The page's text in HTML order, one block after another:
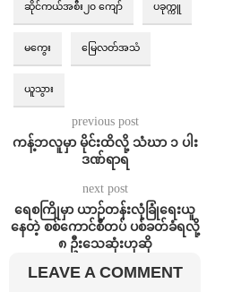
ဆိုင်ကယ်အစီး၂၀ ကျော် ပခုက္ကူ
မကွေး မြေလတ်အသံ
ယူသွား
previous post
ကန့်ဘလူမှာ မိုင်းထိလို့ သံဃာ ၁ ပါး
ဒဏ်ရာရ
next post
ရေစကြိုမှာ ယာဉ်တန်းလုံခြုံရေးယူ
နေတဲ့ စစ်ကောင်စီတပ် ပစ်ခတ်ခံရလို့
၈ ဦးသေဆုံးဟုဆို
LEAVE A COMMENT